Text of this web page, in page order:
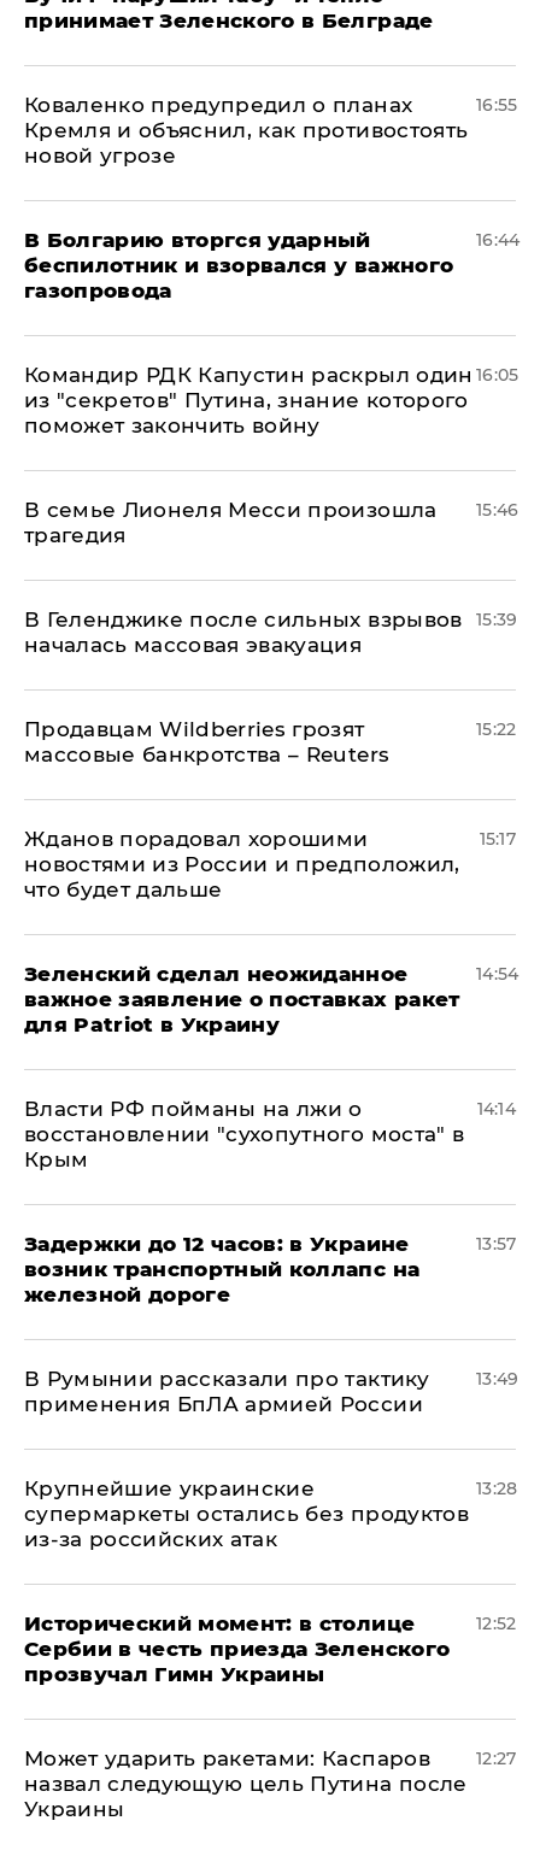
принимает Зеленского в Белграде
Коваленко предупредил о планах
Кремля и объяснил, как противостоять
новой угрозе
16:55
В Болгарию вторгся ударный
беспилотник и взорвался у важного
газопровода
16:44
Командир РДК Капустин раскрыл один
из "секретов" Путина, знание которого
поможет закончить войну
16:05
В семье Лионеля Месси произошла
трагедия
15:46
В Геленджике после сильных взрывов
началась массовая эвакуация
15:39
Продавцам Wildberries грозят
массовые банкротства – Reuters
15:22
Жданов порадовал хорошими
новостями из России и предположил,
что будет дальше
15:17
Зеленский сделал неожиданное
важное заявление о поставках ракет
для Patriot в Украину
14:54
Власти РФ пойманы на лжи о
восстановлении "сухопутного моста" в
Крым
14:14
Задержки до 12 часов: в Украине
возник транспортный коллапс на
железной дороге
13:57
В Румынии рассказали про тактику
применения БпЛА армией России
13:49
Крупнейшие украинские
супермаркеты остались без продуктов
из-за российских атак
13:28
Исторический момент: в столице
Сербии в честь приезда Зеленского
прозвучал Гимн Украины
12:52
Может ударить ракетами: Каспаров
назвал следующую цель Путина после
Украины
12:27